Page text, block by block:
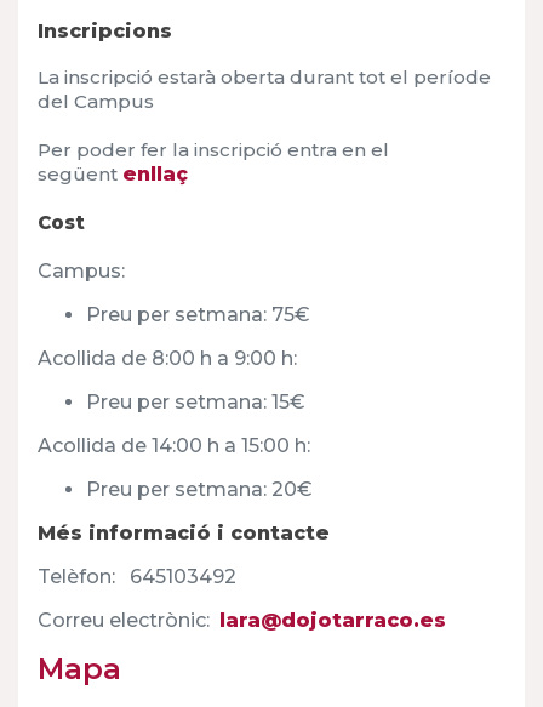
Inscripcions
La inscripció estarà oberta durant tot el període
del Campus
Per poder fer la inscripció entra en el
següent enllaç
Cost
Campus:
Preu per setmana: 75€
Acollida de 8:00 h a 9:00 h:
Preu per setmana: 15€
Acollida de 14:00 h a 15:00 h:
Preu per setmana: 20€
Més informació i contacte
Telèfon: 645103492
Correu electrònic: lara@dojotarraco.es
Mapa